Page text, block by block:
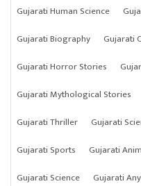
Gujarati Human Science
Gujarati Biography
Gujarati
Gujarati Horror Stories
Gujarati Mythological Stories
Gujarati Thriller
Gujarati
Gujarati Sports
Gujarati
Gujarati Science
Gujarati